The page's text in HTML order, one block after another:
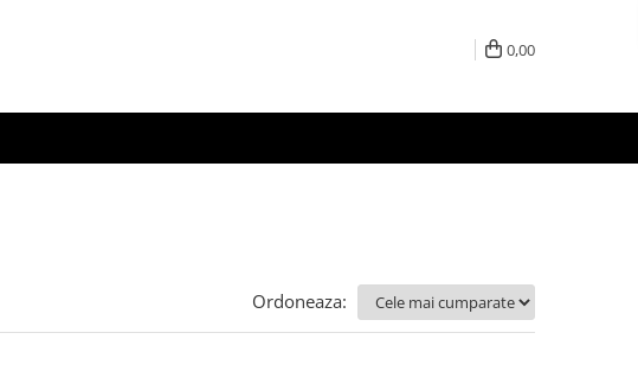
0,00
Ordoneaza: